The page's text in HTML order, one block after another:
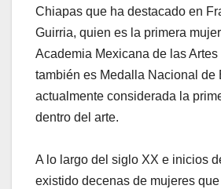
Chiapas que ha destacado en
Guirria, quien es la primera
Academia Mexicana de las Artes
también es Medalla Nacional de
actualmente considerada la
dentro del arte.
A lo largo del siglo XX e inicios
existido decenas de mujeres